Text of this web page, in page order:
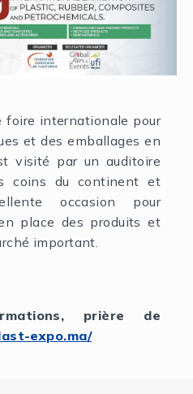
foire internationale pour
et des emballages en
visité par un auditoire
coins du continent et
occasion pour
place des produits et
important.
prière de
expo.ma/